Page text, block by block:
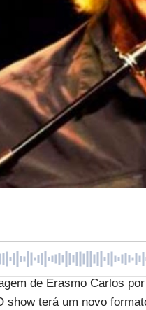
de Erasmo Carlos
show terá um novo